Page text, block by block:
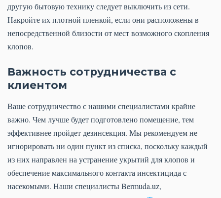
другую бытовую технику следует выключить из сети.
Накройте их плотной пленкой, если они расположены в
непосредственной близости от мест возможного скопления
клопов.
Важность сотрудничества с
клиентом
Ваше сотрудничество с нашими специалистами крайне
важно. Чем лучше будет подготовлено помещение, тем
эффективнее пройдет дезинсекция. Мы рекомендуем не
игнорировать ни один пункт из списка, поскольку каждый
из них направлен на устранение укрытий для клопов и
обеспечение максимального контакта инсектицида с
насекомыми. Наши специалисты Bermuda.uz,